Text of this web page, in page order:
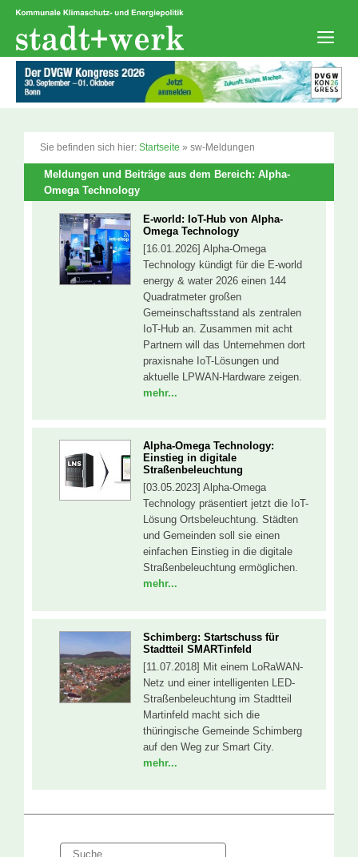
Zum
springen
Sie befinden sich hier: Startseite » sw-Meldungen
Meldungen und Beiträge aus dem Bereich: Alpha-
Omega Technology
E-world: IoT-Hub von Alpha-
Omega Technology
[16.01.2026] Alpha-Omega
Technology kündigt für die E-world
energy & water 2026 einen 144
Quadratmeter großen
Gemeinschaftsstand als zentralen
IoT-Hub an. Zusammen mit acht
Partnern will das Unternehmen dort
praxisnahe IoT-Lösungen und
aktuelle LPWAN-Hardware zeigen.
mehr...
Alpha-Omega Technology:
Einstieg in digitale
Straßenbeleuchtung
[03.05.2023] Alpha-Omega
Technology präsentiert jetzt die IoT-
Lösung Ortsbeleuchtung. Städten
und Gemeinden soll sie einen
einfachen Einstieg in die digitale
Straßenbeleuchtung ermöglichen.
mehr...
Schimberg: Startschuss für
Stadtteil SMARTinfeld
[11.07.2018] Mit einem LoRaWAN-
Netz und einer intelligenten LED-
Straßenbeleuchtung im Stadtteil
Martinfeld macht sich die
thüringische Gemeinde Schimberg
auf den Weg zur Smart City.
mehr...
Suche